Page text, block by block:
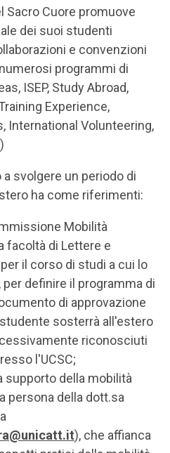
Sacro Cuore promuove
dei suoi studenti
e convenzioni
programmi di
ISEP, Study Abroad,
Experience,
International Volunteering,
svolgere un periodo di
ha come riferimenti:
Mobilità
facoltà di Lettere e
il corso di studi a cui lo
definire il programma di
di approvazione
sosterrà all'estero
riconosciuti
l'UCSC;
supporto della mobilità
persona della dott.sa
), che affianca